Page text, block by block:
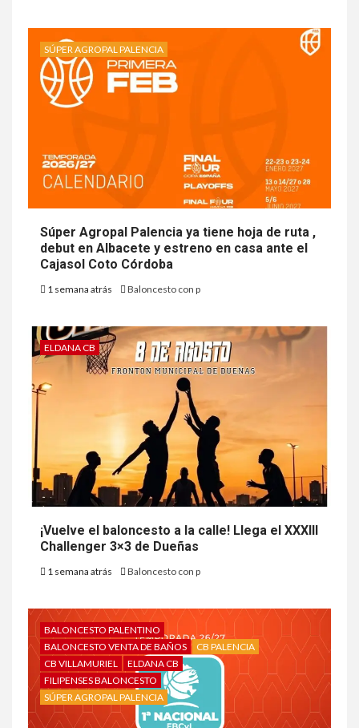
SÚPER AGROPAL PALENCIA
Súper Agropal Palencia ya tiene hoja de ruta ,
debut en Albacete y estreno en casa ante el
Cajasol Coto Córdoba
1 semana atrás Baloncesto con p
ELDANA CB
¡Vuelve el baloncesto a la calle! Llega el XXXIII
Challenger 3×3 de Dueñas
1 semana atrás Baloncesto con p
BALONCESTO PALENTINO
BALONCESTO VENTA DE BAÑOS
CB PALENCIA
CB VILLAMURIEL
ELDANA CB
FILIPENSES BALONCESTO
SÚPER AGROPAL PALENCIA